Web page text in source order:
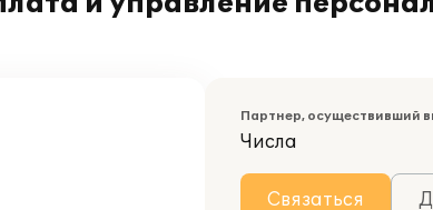
Партнер, осуществивший
Числа
Связаться